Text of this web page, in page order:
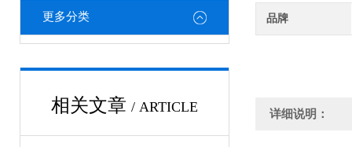
更多分类
相关文章 / ARTICLE
品牌
详细说明：